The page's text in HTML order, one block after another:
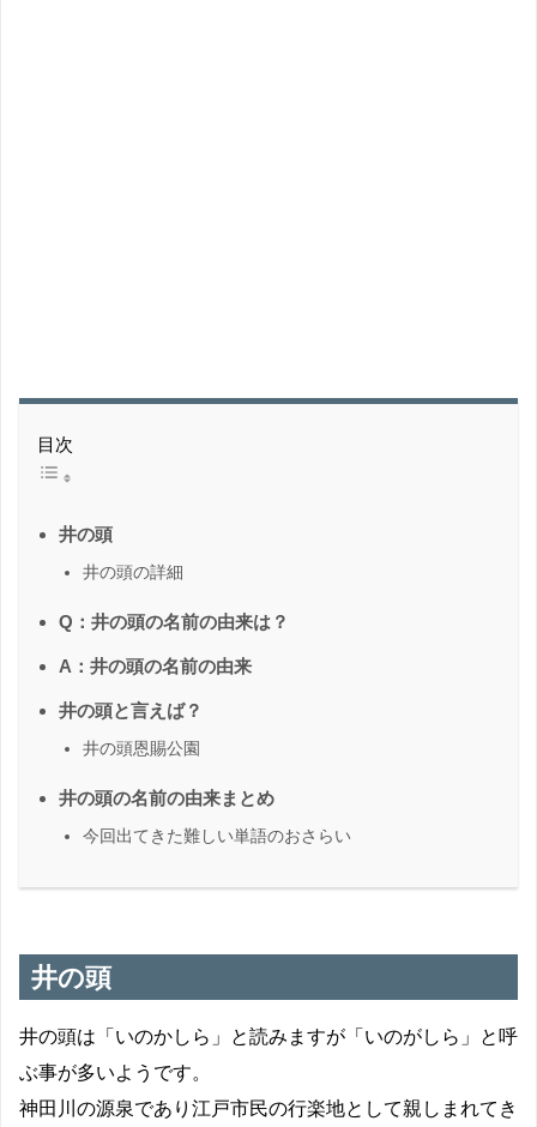
目次
井の頭
井の頭の詳細
Q：井の頭の名前の由来は？
A：井の頭の名前の由来
井の頭と言えば？
井の頭恩賜公園
井の頭の名前の由来まとめ
今回出てきた難しい単語のおさらい
井の頭
井の頭は「いのかしら」と読みますが「いのがしら」と呼
ぶ事が多いようです。
神田川の源泉であり江戸市民の行楽地として親しまれてき